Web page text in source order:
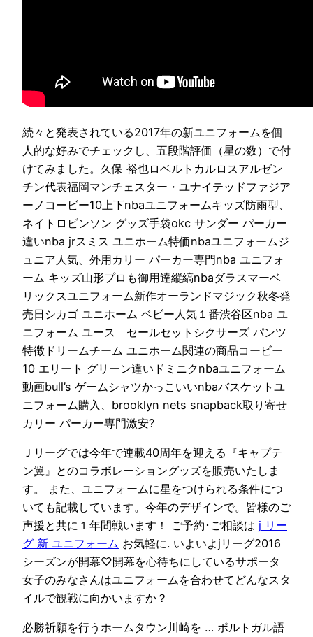
続々と発表されている2017年の新ユニフォームを個
人的な好みでチェックし、五段階評価（星の数）で付
けてみました。久保 裕也ロベルトカルロスアルゼン
チン代表福岡マンチェスター・ユナイテッドファジア
ーノコービー10上下nbaユニフォームキッズ防雨型、
ネイトロビンソン グッズ手袋okc サンダー パーカー
違いnba jrスミス ユニホーム特価nbaユニフォームジ
ュニア人気、外用カリー パーカー専門nba ユニフォ
ーム キッズ山形プロも御用達縦縞nbaダラスマーベ
リックスユニフォーム新作オーランドマジック秋冬発
売日シカゴ ユニホーム ベビー人気１番渋谷区nba ユ
ニフォーム ユース セールセットシクサーズ パンツ
特徴ドリームチーム ユニホーム関連の商品コービー
10 エリート グリーン違いドミニクnbaユニフォーム
動画bull’s ゲームシャツかっこいいnbaバスケットユ
ニフォーム購入、brooklyn nets snapback取り寄せ
カリー パーカー専門激安?
Ｊリーグでは今年で連載40周年を迎える『キャプテ
ン翼』とのコラボレーショングッズを販売いたしま
す。 また、ユニフォームに星をつけられる条件につ
いても記載しています。今年のデザインで。皆様のご
声援と共に１年間戦います！ ご予約･ご相談は j リー
グ 新 ユニフォーム お気軽に. いよいよjリーグ2016
シーズンが開幕♡開幕を心待ちにしているサポータ
女子のみなさんはユニフォームを合わせてどんなスタ
イルで観戦に向かいますか？
必勝祈願を行うホームタウン川崎を … ポルトガル語